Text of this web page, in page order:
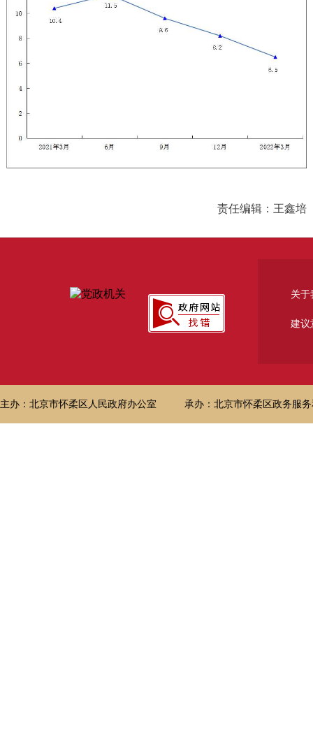
责任编辑：王鑫培
关于
建议
主办：北京市怀柔区人民政府办公室 承办：北京市怀柔区政务服